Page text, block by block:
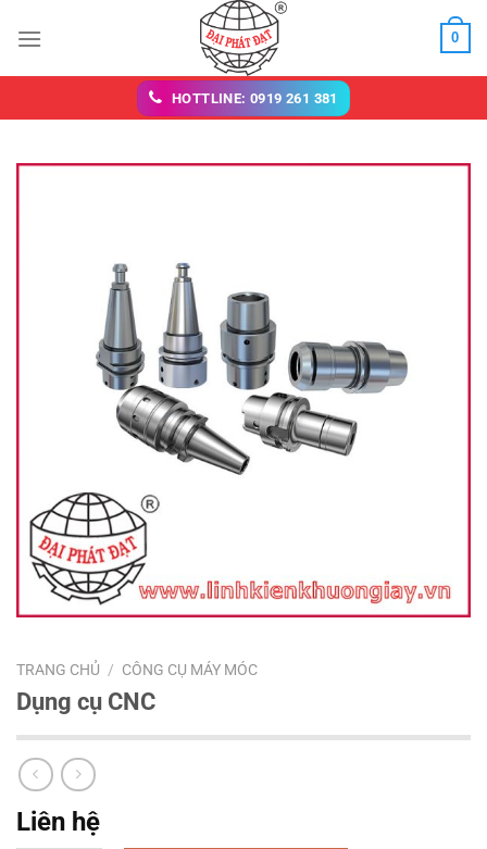
đến
0
HOTTLINE: 0919 261 381
TRANG CHỦ / CÔNG CỤ MÁY MÓC
Dụng cụ CNC
Liên hệ